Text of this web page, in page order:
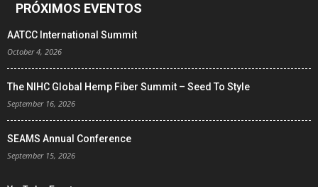
PRÓXIMOS EVENTOS
AATCC International Summit
October 4, 2026
The NIHC Global Hemp Fiber Summit – Seed To Style
September 16, 2026
SEAMS Annual Conference
September 15, 2026